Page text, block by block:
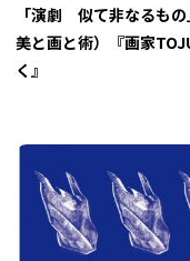
「演劇 似て非なるもの
美と画と術）『画家
く』